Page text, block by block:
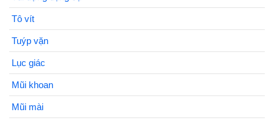
Tô vít
Tuýp vặn
Lục giác
Mũi khoan
Mũi mài